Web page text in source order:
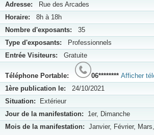
Adresse: Rue des Arcades
Horaire: 8h à 18h
Nombre d'exposants: 35
Type d'exposants: Professionnels
Entrée Visiteurs: Gratuite
Téléphone Portable: 06******** Afficher
1ère publication le: 24/10/2021
Situation: Extérieur
Jour de la manifestation: 1er, Dimanche
Mois de la manifestation: Janvier, Février,